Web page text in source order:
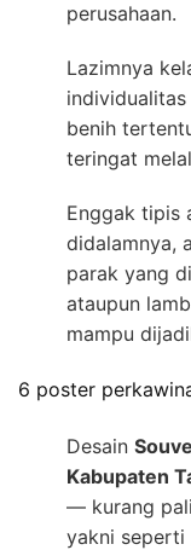
perusahaan.
Lazimnya
benih
teringat
Enggak tipis
didalamnya,
parak yang
ataupun
mampu
6 poster
Desain
Kabupaten
— kurang
yakni seperti